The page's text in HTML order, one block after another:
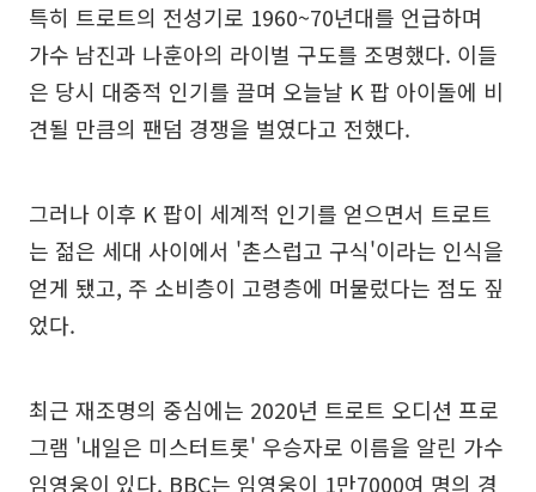
특히 트로트의 전성기로 1960~70년대를 언급하며
가수 남진과 나훈아의 라이벌 구도를 조명했다. 이들
은 당시 대중적 인기를 끌며 오늘날 K 팝 아이돌에 비
견될 만큼의 팬덤 경쟁을 벌였다고 전했다.
그러나 이후 K 팝이 세계적 인기를 얻으면서 트로트
는 젊은 세대 사이에서 '촌스럽고 구식'이라는 인식을
얻게 됐고, 주 소비층이 고령층에 머물렀다는 점도 짚
었다.
최근 재조명의 중심에는 2020년 트로트 오디션 프로
그램 '내일은 미스터트롯' 우승자로 이름을 알린 가수
임영웅이 있다. BBC는 임영웅이 1만7000여 명의 경